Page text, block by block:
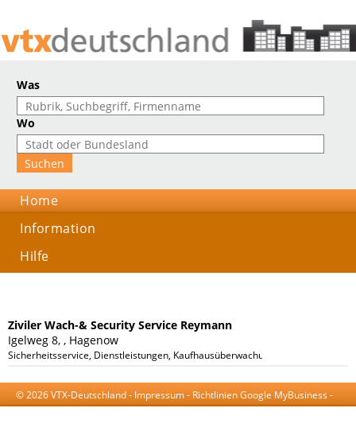
Was
Wo
Home
Information
Hilfe
Ziviler Wach-& Security Service Reymann
Igelweg 8, , Hagenow
Sicherheitsservice, Dienstleistungen, Kaufhausüberwachung, Kidguard,
© 2026 VTX-Deutschland - Impressum- Richtlinien Google MyBusiness -
AGB-Datenschutzerklärung